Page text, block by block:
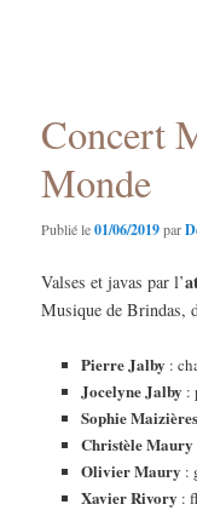
Concert
Monde
Publié le01/06/2019par
Valses et javas par l’
Musique de Brindas,
Pierre Jalby :
Jocelyne Jalby :
Sophie Maizières
Christèle Maury
Olivier Maury :
Xavier Rivory :